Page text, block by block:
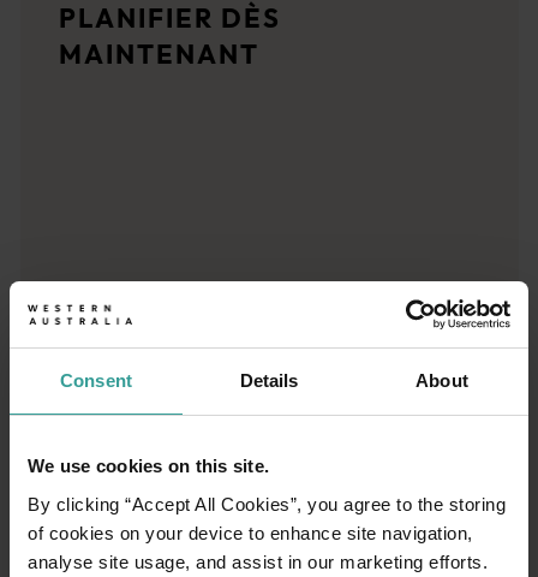
Consent Details About
We use cookies on this site.
By clicking “Accept All Cookies”, you agree to the storing
of cookies on your device to enhance site navigation,
analyse site usage, and assist in our marketing efforts.
<p>Découvrez la région à travers les yeux des habitants, de
Planificateur de voyage
PLANIFIER DÈS
MAINTENANT